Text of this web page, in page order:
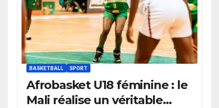
BASKETBALL SPORT
Afrobasket U18 féminine : le
Mali réalise un véritable